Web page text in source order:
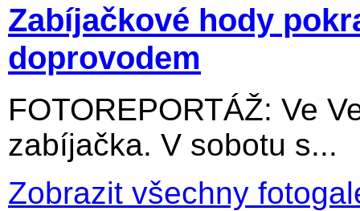
Zabíjačkové hody
doprovodem
FOTOREPORTÁŽ: Ve
zabíjačka. V sobotu s...
Zobrazit všechny